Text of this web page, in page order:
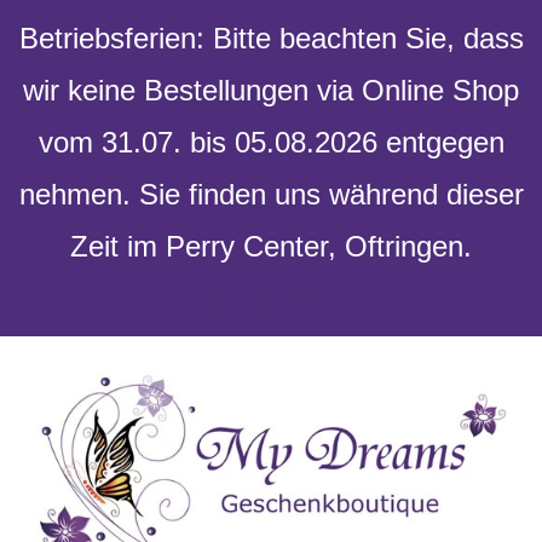
Betriebsferien: Bitte beachten Sie, dass
wir keine Bestellungen via Online Shop
vom 31.07. bis 05.08.2026 entgegen
nehmen. Sie finden uns während dieser
Zeit im Perry Center, Oftringen.
content